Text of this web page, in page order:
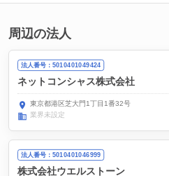
周辺の法人
法人番号：5010401049424
ネットコンシャス株式会社
東京都港区芝大門1丁目1番32号
業界未設定
法人番号：5010401046999
株式会社ウエルストーン